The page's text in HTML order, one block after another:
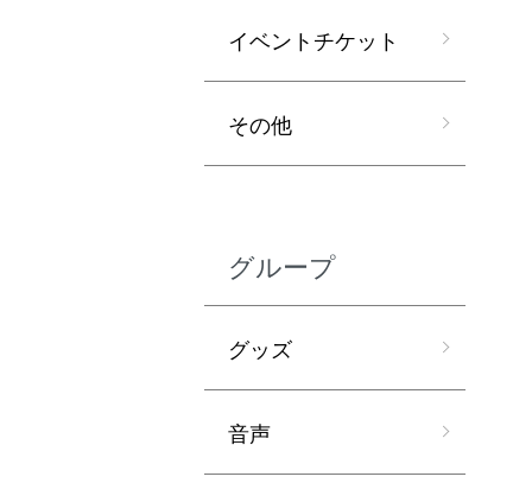
イベントチケット
その他
グループ
グッズ
音声